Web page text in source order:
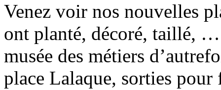
Venez voir nos nouvelles
ont planté, décoré, taillé,
musée des métiers
place Lalaque, sorties pour